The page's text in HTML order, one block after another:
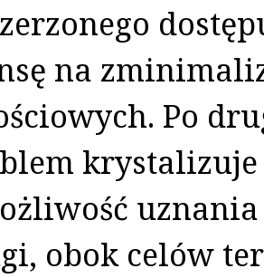
na
Po
obok celów